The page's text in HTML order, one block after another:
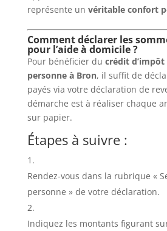
représente un véritable confort
Comment déclarer les
pour l’aide à domicile ?
Pour bénéficier du crédit d’impôt
personne à Bron, il suffit de
payés via votre déclaration de
démarche est à réaliser chaque
sur papier.
Étapes à suivre :
Rendez-vous dans la rubrique «
personne » de votre déclaration.
Indiquez les montants figurant